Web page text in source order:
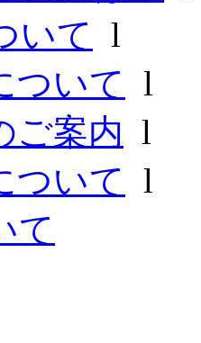
いて l
ついて l
ご案内 l
ついて l
て